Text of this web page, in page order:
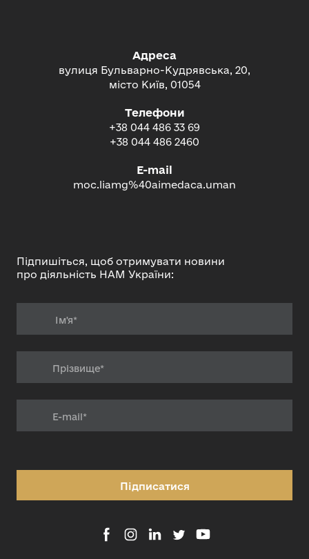
Адреса
вулиця Бульварно-Кудрявська, 20,
місто Київ, 01054
Телефони
+38 044 486 33 69
+38 044 486 2460
E-mail
moc.liamg%40aimedaca.uman
Підпишіться, щоб отримувати новини
про діяльність НАМ України:
Підписатися